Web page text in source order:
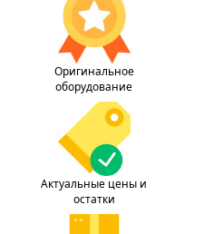
Оригинальное
оборудование
Актуальные цены и
остатки